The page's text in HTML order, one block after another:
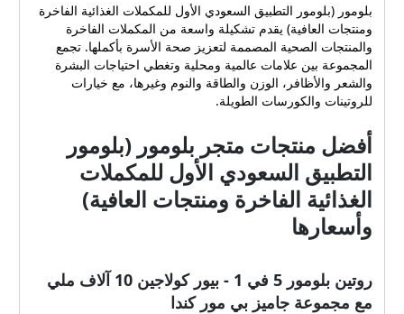
بلومور (بلومور التطبيق السعودي الأول للمكملات الغذائية الفاخرة
ومنتجات العافية) يقدم تشكيلة واسعة من المكملات الفاخرة
والمنتجات الصحية المصممة لتعزيز صحة الأسرة بأكملها. تجمع
المجموعة بين علامات عالمية ومحلية وتغطي احتياجات البشرة
والشعر والأظافر، الوزن والطاقة والنوم وغيرها، مع خيارات
للروتينات والكورسات الطويلة.
أفضل منتجات متجر بلومور (بلومور
التطبيق السعودي الأول للمكملات
الغذائية الفاخرة ومنتجات العافية)
وأسعارها
روتين بلومور 5 في 1 - بيور كولاجين 10 آلاف ملي
مع مجموعة جاميز بي مور كندا